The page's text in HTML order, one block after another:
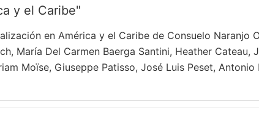
y el Caribe"
en América y el Caribe de Consuelo Naranjo
María Del Carmen Baerga Santini, Heather
Moïse, Giuseppe Patisso, José Luis Peset, Antonio